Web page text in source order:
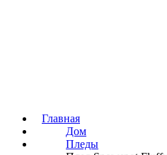
Главная
Дом
Пледы